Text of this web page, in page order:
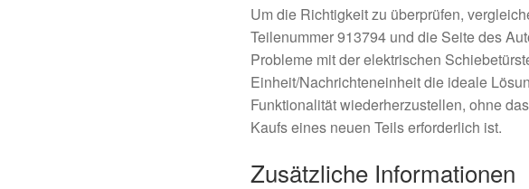
Um die Richtigkeit zu überprüfen,
Teilenummer 913794 und die Seite des
Probleme mit der elektrischen
Einheit/Nachrichteneinheit die ideale
Funktionalität wiederherzustellen, ohne
Kaufs eines neuen Teils erforderlich ist.
Zusätzliche Informationen